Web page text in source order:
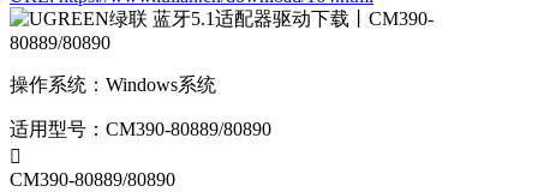
操作系统： Windows系统
适用型号： CM390-80889/80890

CM390-80889/80890